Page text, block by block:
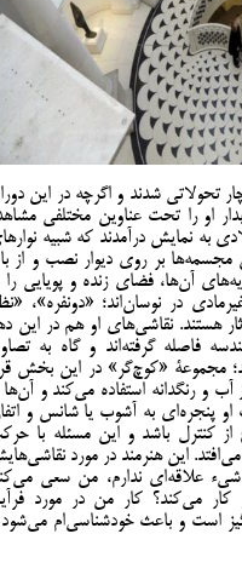
تحولاتی شدند و اگرچه در این
او را تحت عناوین مختلفی
به نمایش درآمدند که شبیه
بر روی دیوار نصب و از
آن‌ها، فضای زنده و پویایی را
در نوسان‌اند؛ «دونفره»،
هستند. نقاشی‌های او هم در این
فاصله گرفته‌اند و گاه به
مجموعۀ «کوچ‌گر» در این بخش
و رنگدانه استفاده می‌کند و آن‌ها
پنجره‌ای به آشوب یا شانس و
کنترل باشد و این مسئله با
این هنرمند در مورد
شیء علاقه‌ای ندارم، من سعی
می‌کند؟ کار من در مورد
است و باعث خودشناسی‌ام